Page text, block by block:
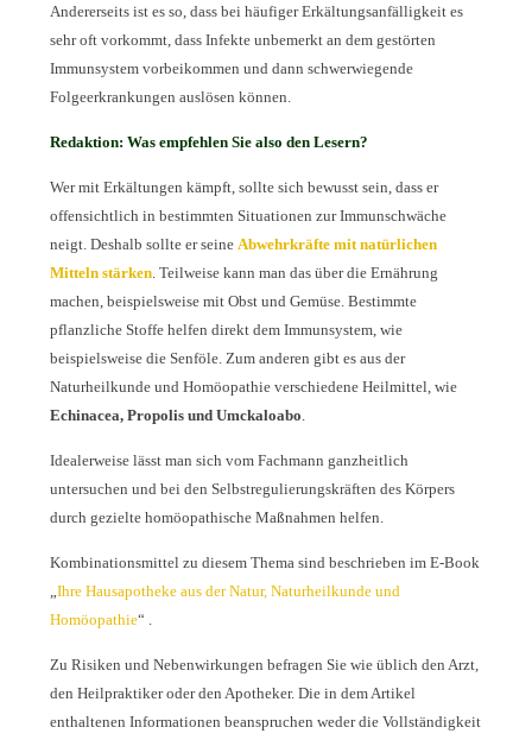
Andererseits ist es so, dass bei häufiger Erkältungsanfälligkeit es
sehr oft vorkommt, dass Infekte unbemerkt an dem gestörten
Immunsystem vorbeikommen und dann schwerwiegende
Folgeerkrankungen auslösen können.
Redaktion: Was empfehlen Sie also den Lesern?
Wer mit Erkältungen kämpft, sollte sich bewusst sein, dass er
offensichtlich in bestimmten Situationen zur Immunschwäche
neigt. Deshalb sollte er seine Abwehrkräfte mit natürlichen
Mitteln stärken. Teilweise kann man das über die Ernährung
machen, beispielsweise mit Obst und Gemüse. Bestimmte
pflanzliche Stoffe helfen direkt dem Immunsystem, wie
beispielsweise die Senföle. Zum anderen gibt es aus der
Naturheilkunde und Homöopathie verschiedene Heilmittel, wie
Echinacea, Propolis und Umckaloabo
Idealerweise lässt man sich vom Fachmann ganzheitlich
untersuchen und bei den Selbstregulierungskräften des Körpers
durch gezielte homöopathische Maßnahmen helfen.
Kombinationsmittel zu diesem Thema sind beschrieben im E-Book
Ihre Hausapotheke aus der Natur, Naturheilkunde und
Homöopathie“ .
Zu Risiken und Nebenwirkungen befragen Sie wie üblich den Arzt,
den Heilpraktiker oder den Apotheker. Die in dem Artikel
enthaltenen Informationen beanspruchen weder die Vollständigkeit